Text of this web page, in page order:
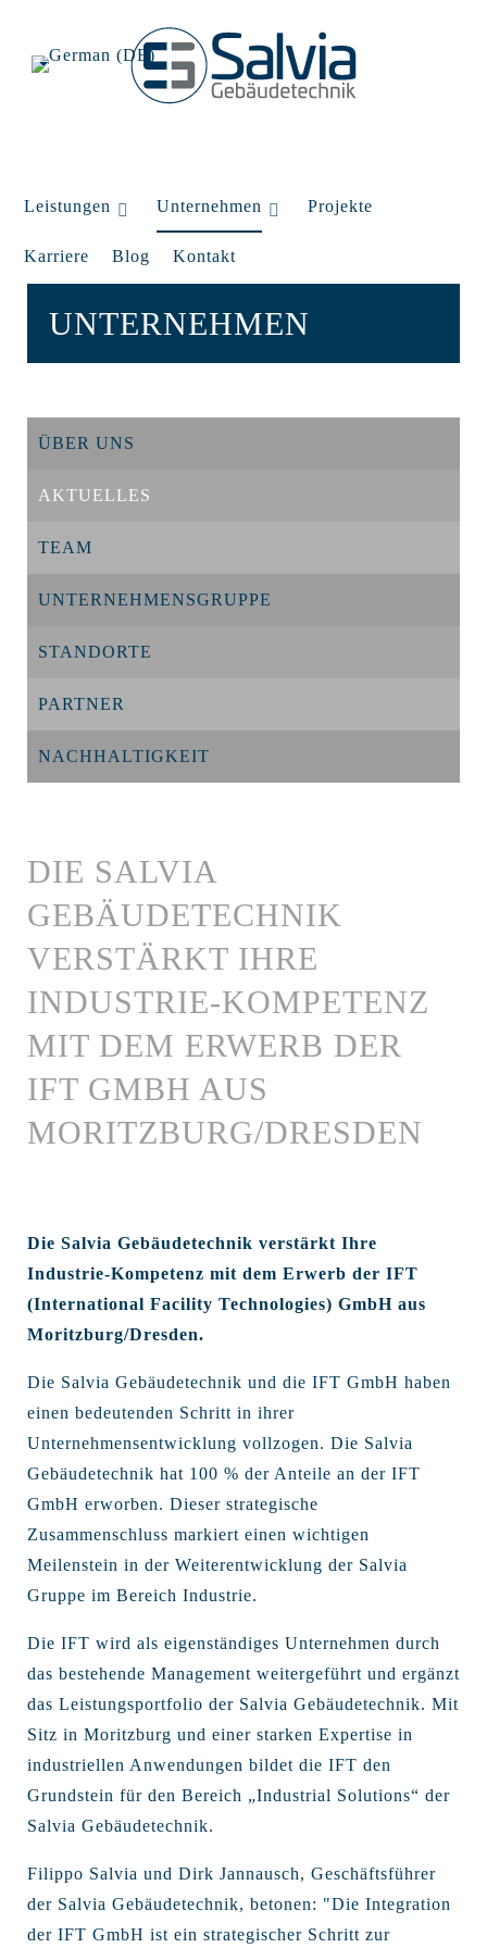
Leistungen Unternehmen Projekte
Karriere Blog Kontakt
UNTERNEHMEN
ÜBER UNS
AKTUELLES
TEAM
UNTERNEHMENSGRUPPE
STANDORTE
PARTNER
NACHHALTIGKEIT
DIE SALVIA
GEBÄUDETECHNIK
VERSTÄRKT IHRE
INDUSTRIE-KOMPETENZ
MIT DEM ERWERB DER
IFT GMBH AUS
MORITZBURG/DRESDEN
Die Salvia Gebäudetechnik verstärkt Ihre
Industrie-Kompetenz mit dem Erwerb der IFT
(International Facility Technologies) GmbH aus
Moritzburg/Dresden.
Die Salvia Gebäudetechnik und die IFT GmbH haben
einen bedeutenden Schritt in ihrer
Unternehmensentwicklung vollzogen. Die Salvia
Gebäudetechnik hat 100 % der Anteile an der IFT
GmbH erworben. Dieser strategische
Zusammenschluss markiert einen wichtigen
Meilenstein in der Weiterentwicklung der Salvia
Gruppe im Bereich Industrie.
Die IFT wird als eigenständiges Unternehmen durch
das bestehende Management weitergeführt und ergänzt
das Leistungsportfolio der Salvia Gebäudetechnik. Mit
Sitz in Moritzburg und einer starken Expertise in
industriellen Anwendungen bildet die IFT den
Grundstein für den Bereich „Industrial Solutions“ der
Salvia Gebäudetechnik.
Filippo Salvia und Dirk Jannausch, Geschäftsführer
der Salvia Gebäudetechnik, betonen: "Die Integration
der IFT GmbH ist ein strategischer Schritt zur